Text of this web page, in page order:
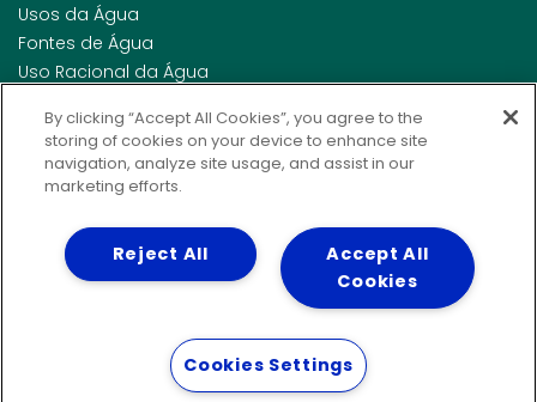
Usos da Água
Fontes de Água
Uso Racional da Água
Esgotamento Sanitário
Regulamento de Água e Esgoto
Indicadores de qualidade da água
INVESTIDORES
By clicking “Accept All Cookies”, you agree to the
storing of cookies on your device to enhance site
navigation, analyze site usage, and assist in our
marketing efforts.
Accept All
Cookies
Reject All
Cookies Settings